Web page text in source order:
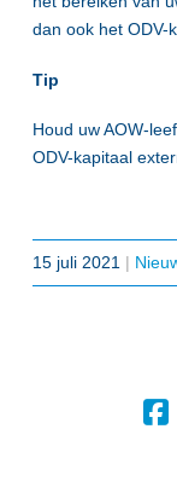
dan ook het ODV-
Tip
Houd uw AOW-
ODV-kapitaal
15 juli 2021 |